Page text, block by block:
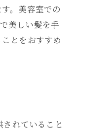
。美容室での
美しい髪を手
とをおすすめ
れていること